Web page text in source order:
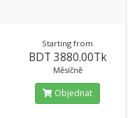
Starting from
BDT 3880.00Tk
Měsíčně
Objednat